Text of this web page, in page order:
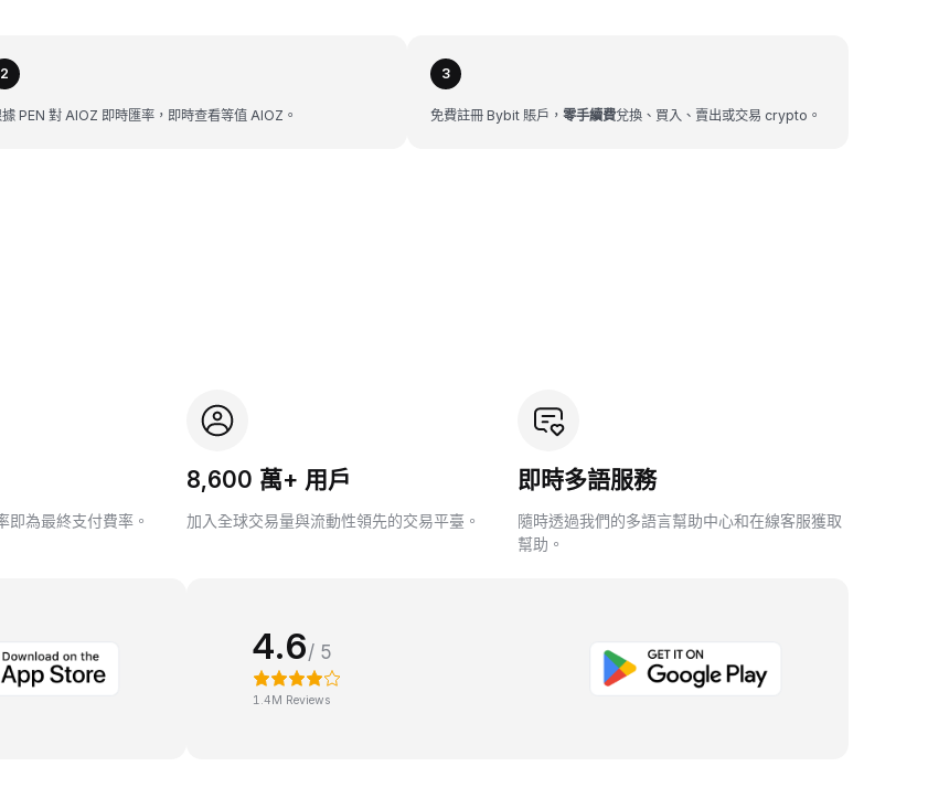
2
PEN 對 AIOZ 即時匯率，即時查看等值 AIOZ。
3
免費註冊 Bybit 賬戶， 零手續費兌換、買入、賣出或交易 crypto。
即為最終支付費率。
8,600 萬+ 用戶
加入全球交易量與流動性領先的交易平臺。
即時多語服務
隨時透過我們的多語言幫助中心和在線客服獲取
幫助。
4.6/ 5
1.4M Reviews